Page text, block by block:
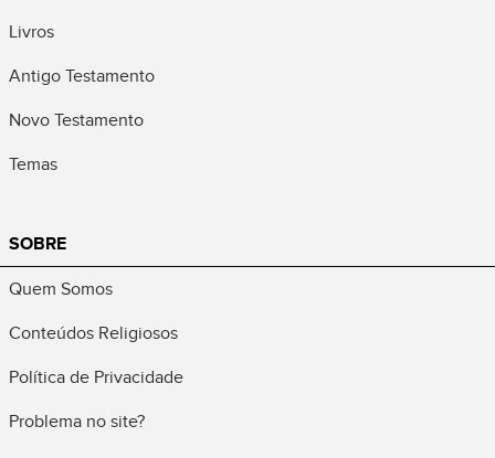
Livros
Antigo Testamento
Novo Testamento
Temas
SOBRE
Quem Somos
Conteúdos Religiosos
Política de Privacidade
Problema no site?